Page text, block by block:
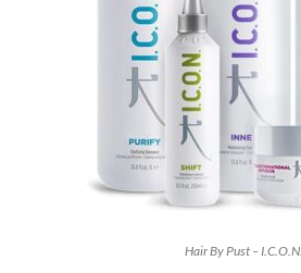
Hair By Pust – I.C.O.N.